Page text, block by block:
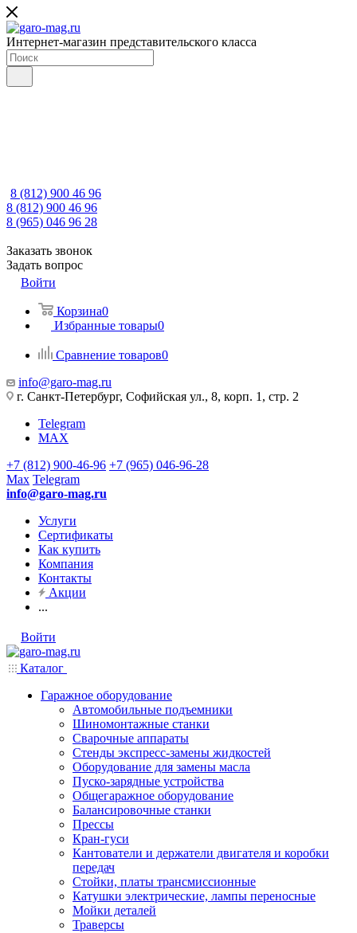
Интернет-магазин представительского класса
8 (812) 900 46 96
8 (812) 900 46 96
8 (965) 046 96 28
Заказать звонок
Задать вопрос
Войти
Корзина0
Избранные товары0
Сравнение товаров0
info@garo-mag.ru
г. Санкт-Петербург, Софийская ул., 8, корп. 1, стр. 2
Telegram
MAX
+7 (812) 900-46-96 +7 (965) 046-96-28
Max Telegram
info@garo-mag.ru
Услуги
Сертификаты
Как купить
Компания
Контакты
Акции
...
Войти
Каталог
Гаражное оборудование
Автомобильные подъемники
Шиномонтажные станки
Сварочные аппараты
Стенды экспресс-замены жидкостей
Оборудование для замены масла
Пуско-зарядные устройства
Общегаражное оборудование
Балансировочные станки
Прессы
Кран-гуси
Кантователи и держатели двигателя и коробки
передач
Стойки, платы трансмиссионные
Катушки электрические, лампы переносные
Мойки деталей
Траверсы